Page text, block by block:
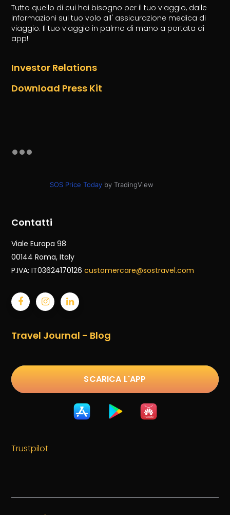
Tutto quello di cui hai bisogno per il tuo viaggio, dalle
informazioni sul tuo volo all' assicurazione medica di
viaggio. Il tuo viaggio in palmo di mano a portata di
app!
Investor Relations
Download Press Kit
SOS Price Todayby TradingView
Contatti
Viale Europa 98
00144 Roma, Italy
P.IVA: IT03624170126 customercare@sostravel.com
Travel Journal - Blog
SCARICA L'APP
Trustpilot